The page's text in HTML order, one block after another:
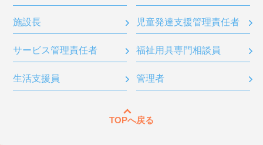
施設長 児童発達支援管理責任者
サービス管理責任者 福祉用具専門相談員
生活支援員 管理者
TOPへ戻る